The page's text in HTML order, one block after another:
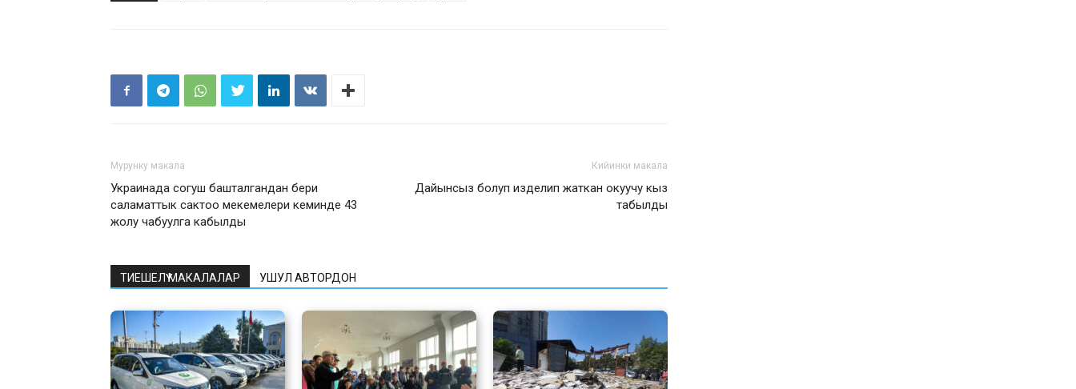
Мурунку макала
Украинада согуш башталгандан бери
саламаттык сактоо мекемелери кеминде 43
жолу чабуулга кабылды
Кийинки макала
Дайынсыз болуп изделип жаткан окуучу кыз
табылды
ТИЕШЕЛҮҮ МАКАЛАЛАР УШУЛ АВТОРДОН